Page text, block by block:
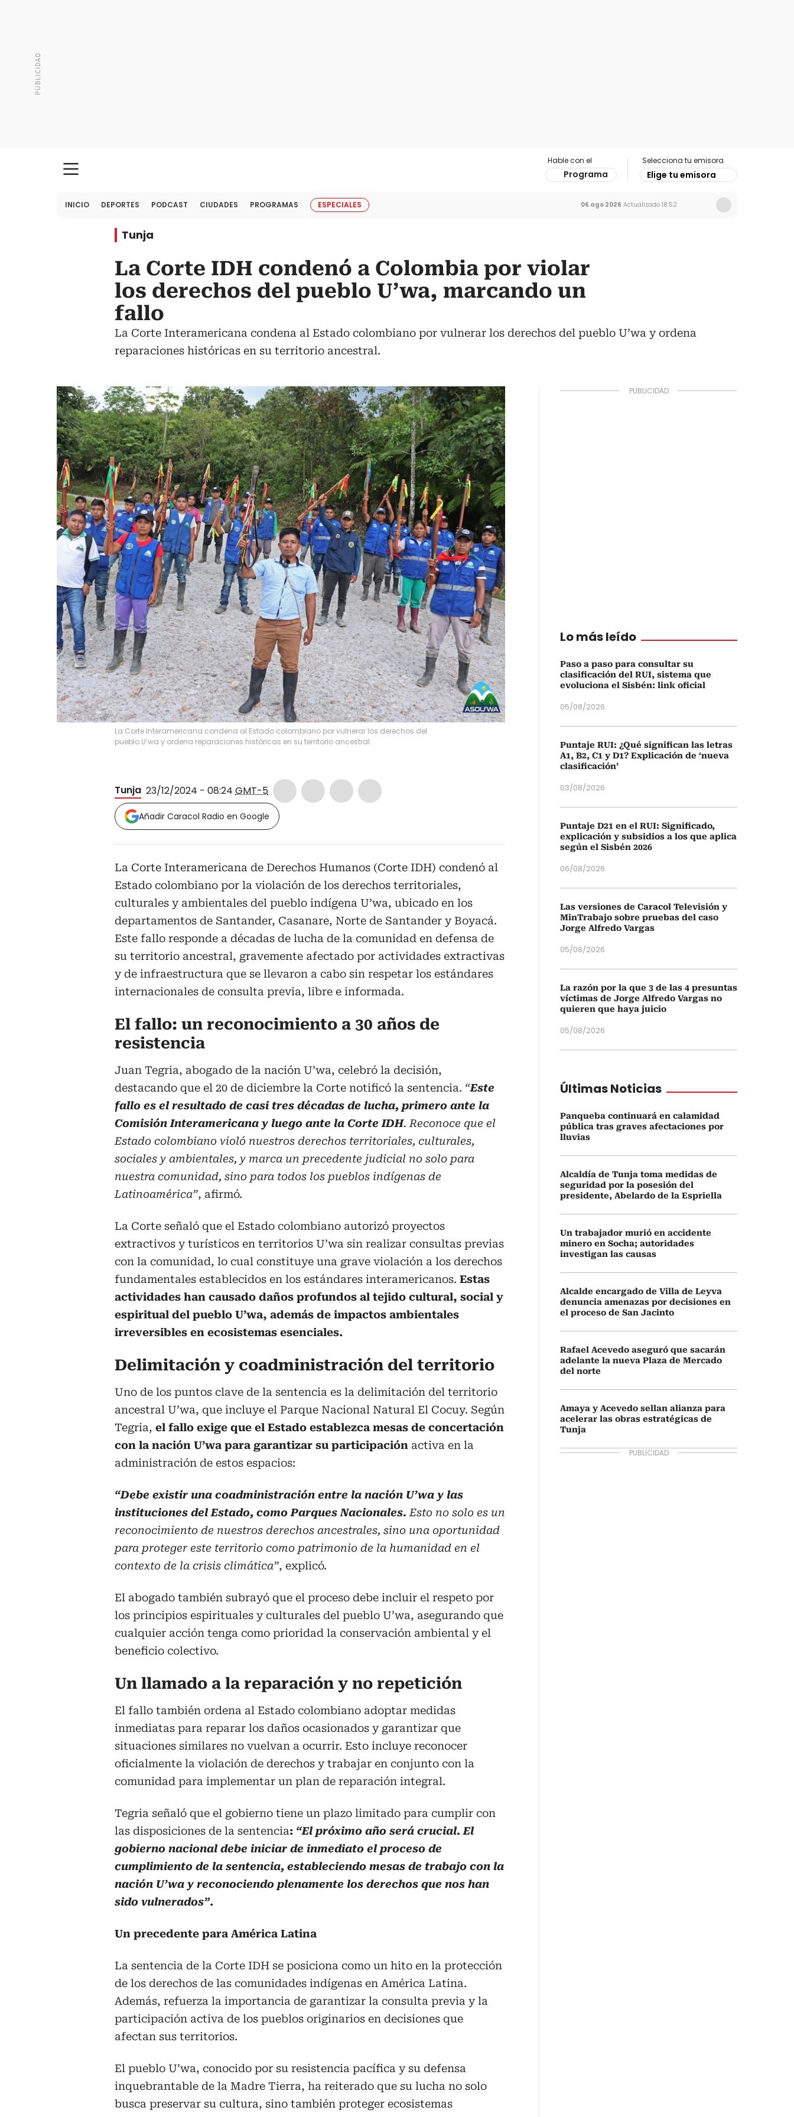
Hable con el
Programa
Selecciona tu emisora
Elige tu emisora
INICIO DEPORTES PODCAST CIUDADES PROGRAMAS ESPECIALES 06 ago 2026 Actualizado 18:52
Tunja
La Corte IDH condenó a Colombia por violar
los derechos del pueblo U’wa, marcando un
fallo
La Corte Interamericana condena al Estado colombiano por vulnerar los derechos del pueblo U’wa y ordena
reparaciones históricas en su territorio ancestral.
La Corte Interamericana condena al Estado colombiano por vulnerar los derechos del
pueblo U’wa y ordena reparaciones históricas en su territorio ancestral.
Tunja 23/12/2024 - 08:24 GMT-5
Añadir Caracol Radio en Google
La Corte Interamericana de Derechos Humanos (Corte IDH) condenó al
Estado colombiano por la violación de los derechos territoriales,
culturales y ambientales del pueblo indígena U’wa, ubicado en los
departamentos de Santander, Casanare, Norte de Santander y Boyacá.
Este fallo responde a décadas de lucha de la comunidad en defensa de
su territorio ancestral, gravemente afectado por actividades extractivas
y de infraestructura que se llevaron a cabo sin respetar los estándares
internacionales de consulta previa, libre e informada.
El fallo: un reconocimiento a 30 años de
resistencia
Juan Tegria, abogado de la nación U’wa, celebró la decisión,
destacando que el 20 de diciembre la Corte notificó la sentencia. “Este
fallo es el resultado de casi tres décadas de lucha, primero ante la
Comisión Interamericana y luego ante la Corte IDH. Reconoce que el
Estado colombiano violó nuestros derechos territoriales, culturales,
sociales y ambientales, y marca un precedente judicial no solo para
nuestra comunidad, sino para todos los pueblos indígenas de
Latinoamérica”, afirmó.
La Corte señaló que el Estado colombiano autorizó proyectos
extractivos y turísticos en territorios U’wa sin realizar consultas previas
con la comunidad, lo cual constituye una grave violación a los derechos
fundamentales establecidos en los estándares interamericanos. Estas
actividades han causado daños profundos al tejido cultural, social y
espiritual del pueblo U’wa, además de impactos ambientales
irreversibles en ecosistemas esenciales.
Delimitación y coadministración del territorio
Uno de los puntos clave de la sentencia es la delimitación del territorio
ancestral U’wa, que incluye el Parque Nacional Natural El Cocuy. Según
Tegria, el fallo exige que el Estado establezca mesas de concertación
con la nación U’wa para garantizar su participación activa en la
administración de estos espacios:
“Debe existir una coadministración entre la nación U’wa y las
instituciones del Estado, como Parques Nacionales. Esto no solo es un
reconocimiento de nuestros derechos ancestrales, sino una oportunidad
para proteger este territorio como patrimonio de la humanidad en el
contexto de la crisis climática”, explicó.
El abogado también subrayó que el proceso debe incluir el respeto por
los principios espirituales y culturales del pueblo U’wa, asegurando que
cualquier acción tenga como prioridad la conservación ambiental y el
beneficio colectivo.
Un llamado a la reparación y no repetición
El fallo también ordena al Estado colombiano adoptar medidas
inmediatas para reparar los daños ocasionados y garantizar que
situaciones similares no vuelvan a ocurrir. Esto incluye reconocer
oficialmente la violación de derechos y trabajar en conjunto con la
comunidad para implementar un plan de reparación integral.
Tegria señaló que el gobierno tiene un plazo limitado para cumplir con
las disposiciones de la sentencia: “El próximo año será crucial. El
gobierno nacional debe iniciar de inmediato el proceso de
cumplimiento de la sentencia, estableciendo mesas de trabajo con la
nación U’wa y reconociendo plenamente los derechos que nos han
sido vulnerados”.
Un precedente para América Latina
La sentencia de la Corte IDH se posiciona como un hito en la protección
de los derechos de las comunidades indígenas en América Latina.
Además, refuerza la importancia de garantizar la consulta previa y la
participación activa de los pueblos originarios en decisiones que
afectan sus territorios.
El pueblo U’wa, conocido por su resistencia pacífica y su defensa
inquebrantable de la Madre Tierra, ha reiterado que su lucha no solo
busca preservar su cultura, sino también proteger ecosistemas
Lo más leído
Paso a paso para consultar su
clasificación del RUI, sistema que
evoluciona el Sisbén: link oficial
05/08/2026
Puntaje RUI: ¿Qué significan las letras
A1, B2, C1 y D1? Explicación de ‘nueva
clasificación’
03/08/2026
Puntaje D21 en el RUI: Significado,
explicación y subsidios a los que aplica
según el Sisbén 2026
06/08/2026
Las versiones de Caracol Televisión y
MinTrabajo sobre pruebas del caso
Jorge Alfredo Vargas
05/08/2026
La razón por la que 3 de las 4 presuntas
víctimas de Jorge Alfredo Vargas no
quieren que haya juicio
05/08/2026
Últimas Noticias
Panqueba continuará en calamidad
pública tras graves afectaciones por
lluvias
Alcaldía de Tunja toma medidas de
seguridad por la posesión del
presidente, Abelardo de la Espriella
Un trabajador murió en accidente
minero en Socha; autoridades
investigan las causas
Alcalde encargado de Villa de Leyva
denuncia amenazas por decisiones en
el proceso de San Jacinto
Rafael Acevedo aseguró que sacarán
adelante la nueva Plaza de Mercado
del norte
Amaya y Acevedo sellan alianza para
acelerar las obras estratégicas de
Tunja